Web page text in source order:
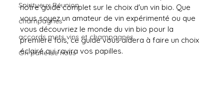
Spiritueux Réunion
champagnes
accords mets vins et champagnes
On parle de nous
notre guide complet sur le choix d'un vin bio. Que
vous soyez un amateur de vin expérimenté ou que
vous découvriez le monde du vin bio pour la
première fois, ce guide vous aidera à faire un choix
éclairé qui ravira vos papilles.